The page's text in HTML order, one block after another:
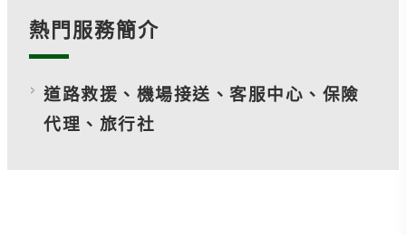
熱門服務簡介
道路救援、機場接送、客服中心、保險
代理、旅行社